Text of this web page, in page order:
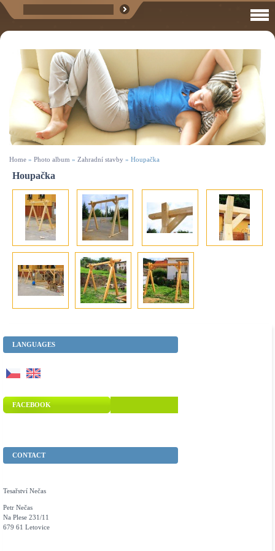
Home » Photo album » Zahradní stavby » Houpačka
Houpačka
LANGUAGES
FACEBOOK
CONTACT
Tesařství Nečas
Petr Nečas
Na Plese 231/11
679 61 Letovice